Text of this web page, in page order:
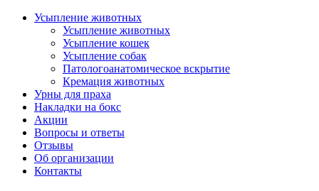
Усыпление животных
Усыпление животных
Усыпление кошек
Усыпление собак
Патологоанатомическое вскрытие
Кремация животных
Урны для праха
Накладки на бокс
Акции
Вопросы и ответы
Отзывы
Об организации
Контакты